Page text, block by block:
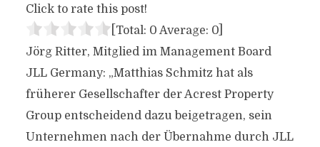
Click to rate this post!
[Total: 0 Average: 0]
Jörg Ritter, Mitglied im Management Board
JLL Germany: „Matthias Schmitz hat als
früherer Gesellschafter der Acrest Property
Group entscheidend dazu beigetragen, sein
Unternehmen nach der Übernahme durch JLL